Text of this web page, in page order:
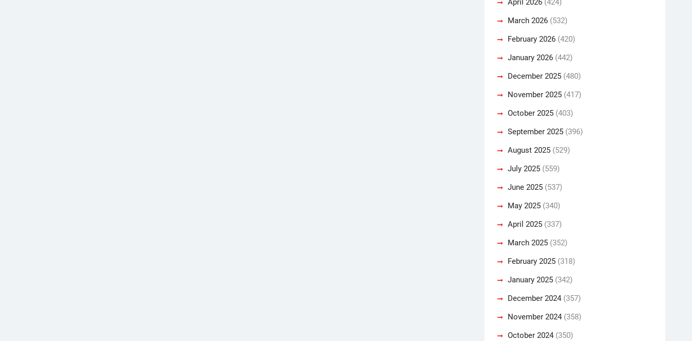
April 2026 (424)
March 2026 (532)
February 2026 (420)
January 2026 (442)
December 2025 (480)
November 2025 (417)
October 2025 (403)
September 2025 (396)
August 2025 (529)
July 2025 (559)
June 2025 (537)
May 2025 (340)
April 2025 (337)
March 2025 (352)
February 2025 (318)
January 2025 (342)
December 2024 (357)
November 2024 (358)
October 2024 (350)